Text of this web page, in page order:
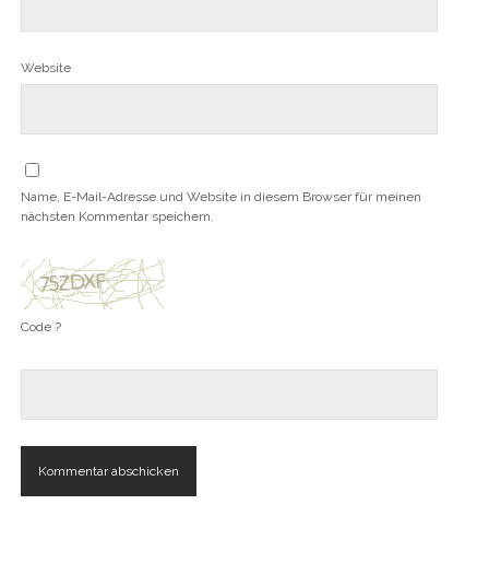
Website
Name, E-Mail-Adresse und Website in diesem Browser für meinen
nächsten Kommentar speichern.
Code ?